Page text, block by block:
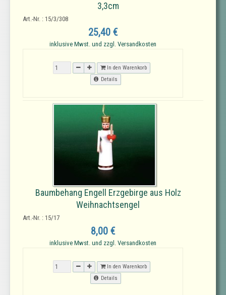
3,3cm
Art.-Nr. : 15/3/308
25,40 €
inklusive Mwst. und zzgl. Versandkosten
In den Warenkorb
Details
Baumbehang Engell Erzgebirge aus Holz
Weihnachtsengel
Art.-Nr. : 15/17
8,00 €
inklusive Mwst. und zzgl. Versandkosten
In den Warenkorb
Details